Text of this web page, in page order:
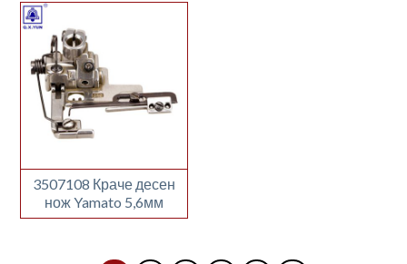
3507108 Краче десен
нож Yamato 5,6мм